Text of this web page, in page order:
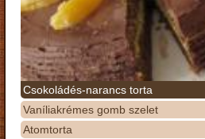
Csokoládés-narancs torta
Vaníliakrémes gomb szelet
Atomtorta